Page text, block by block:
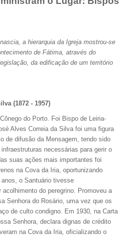
a hierarquia da Igreja mostrou-se
de Fátima, através do
da edificação de um território
(1872 - 1957)
do Porto. Foi Bispo de Leiria-
Alves Correia da Silva foi uma figura
de difusão da Mensagem, tendo sido
necessárias para gerir o
suas ações mais importantes foi
na Cova da Iria, oportunizando
o Santuário tivesse
acolhimento do peregrino. Promoveu a
Senhora do Rosário, uma vez que os
de culto condigno. Em 1930, na Carta
Senhora, declara dignas de crédito
na Cova da Iria, oficializando o